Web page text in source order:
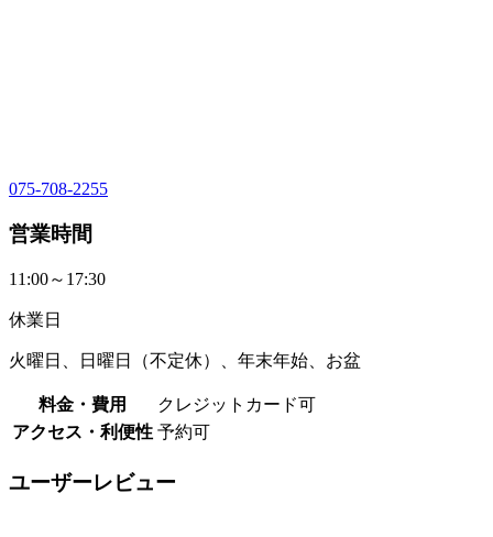
075-708-2255
営業時間
11:00～17:30
休業日
火曜日、日曜日（不定休）、年末年始、お盆
料金・費用
クレジットカード可
アクセス・利便性 予約可
ユーザーレビュー